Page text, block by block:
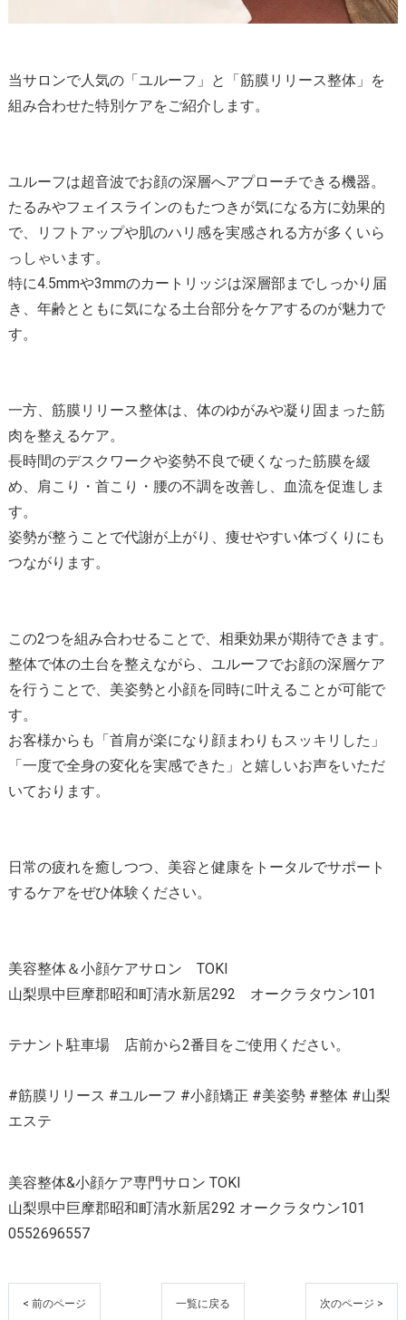
当サロンで人気の「ユルーフ」と「筋膜リリース整体」を
組み合わせた特別ケアをご紹介します。
ユルーフは超音波でお顔の深層へアプローチできる機器。
たるみやフェイスラインのもたつきが気になる方に効果的
で、リフトアップや肌のハリ感を実感される方が多くいら
っしゃいます。
特に4.5mmや3mmのカートリッジは深層部までしっかり届
き、年齢とともに気になる土台部分をケアするのが魅力で
す。
一方、筋膜リリース整体は、体のゆがみや凝り固まった筋
肉を整えるケア。
長時間のデスクワークや姿勢不良で硬くなった筋膜を緩
め、肩こり・首こり・腰の不調を改善し、血流を促進しま
す。
姿勢が整うことで代謝が上がり、痩せやすい体づくりにも
つながります。
この2つを組み合わせることで、相乗効果が期待できます。
整体で体の土台を整えながら、ユルーフでお顔の深層ケア
を行うことで、美姿勢と小顔を同時に叶えることが可能で
す。
お客様からも「首肩が楽になり顔まわりもスッキリした」
「一度で全身の変化を実感できた」と嬉しいお声をいただ
いております。
日常の疲れを癒しつつ、美容と健康をトータルでサポート
するケアをぜひ体験ください。
美容整体＆小顔ケアサロン TOKI
山梨県中巨摩郡昭和町清水新居292 オークラタウン101
テナント駐車場 店前から2番目をご使用ください。
#筋膜リリース #ユルーフ #小顔矯正 #美姿勢 #整体 #山梨
エステ
美容整体&小顔ケア専門サロン TOKI
山梨県中巨摩郡昭和町清水新居292 オークラタウン101
0552696557
< 前のページ 一覧に戻る 次のページ >